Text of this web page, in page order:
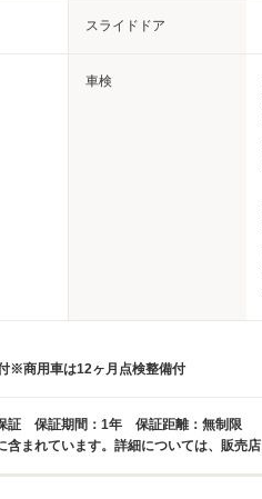
スライドドア
車検
※商用車は12ヶ月点検整備付
証 保証期間：1年 保証距離：無制限
含まれています。詳細については、販売店